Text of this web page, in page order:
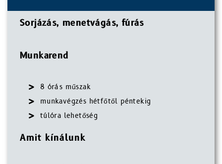
Sorjázás, menetvágás, fúrás
Munkarend
8 órás műszak
munkavégzés hétfőtől péntekig
túlóra lehetőség
Amit kínálunk